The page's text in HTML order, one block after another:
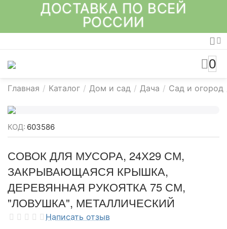
ДОСТАВКА ПО ВСЕЙ
РОССИИ
0
Главная / Каталог / Дом и сад / Дача / Сад и огород
КОД: 603586
СОВОК ДЛЯ МУСОРА, 24Х29 СМ,
ЗАКРЫВАЮЩАЯСЯ КРЫШКА,
ДЕРЕВЯННАЯ РУКОЯТКА 75 СМ,
"ЛОВУШКА", МЕТАЛЛИЧЕСКИЙ
Написать отзыв